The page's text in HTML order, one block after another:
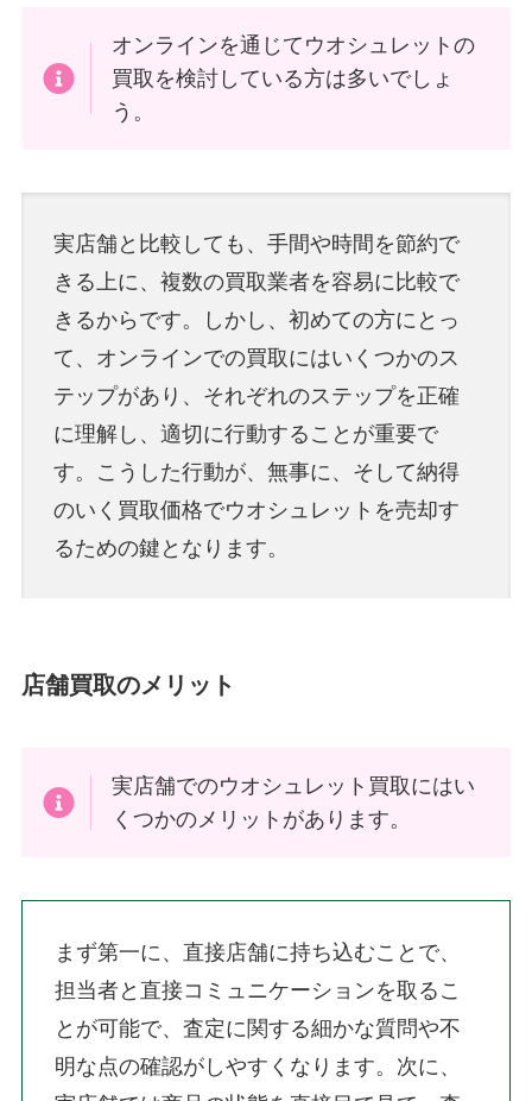
オンラインを通じてウオシュレットの
買取を検討している方は多いでしょ
う。
実店舗と比較しても、手間や時間を節約で
きる上に、複数の買取業者を容易に比較で
きるからです。しかし、初めての方にとっ
て、オンラインでの買取にはいくつかのス
テップがあり、それぞれのステップを正確
に理解し、適切に行動することが重要で
す。こうした行動が、無事に、そして納得
のいく買取価格でウオシュレットを売却す
るための鍵となります。
店舗買取のメリット
実店舗でのウオシュレット買取にはい
くつかのメリットがあります。
まず第一に、直接店舗に持ち込むことで、
担当者と直接コミュニケーションを取るこ
とが可能で、査定に関する細かな質問や不
明な点の確認がしやすくなります。次に、